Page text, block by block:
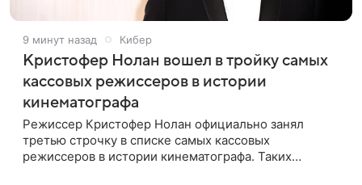
9 минут назад Кибер
Кристофер Нолан вошел в тройку самых
кассовых режиссеров в истории
кинематографа
Режиссер Кристофер Нолан официально занял
третью строчку в списке самых кассовых
режиссеров в истории кинематографа. Таких